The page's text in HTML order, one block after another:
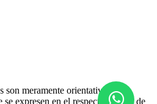
meramente orientativas, las
se expresen en el respectivo título de